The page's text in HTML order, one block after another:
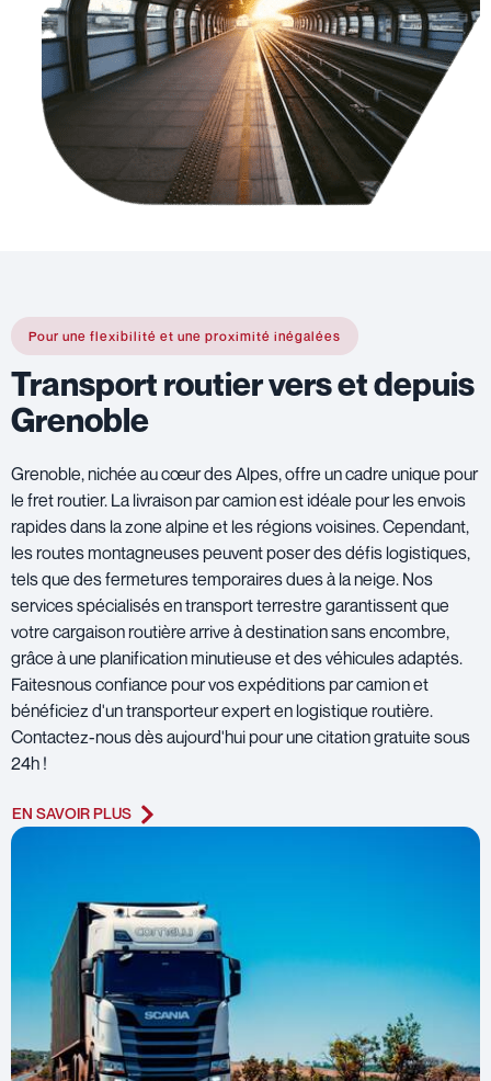
Pour une flexibilité et une proximité inégalées
Transport routier vers et depuis
Grenoble
Grenoble, nichée au cœur des Alpes, offre un cadre unique pour
le fret routier. La livraison par camion est idéale pour les envois
rapides dans la zone alpine et les régions voisines. Cependant,
les routes montagneuses peuvent poser des défis logistiques,
tels que des fermetures temporaires dues à la neige. Nos
services spécialisés en transport terrestre garantissent que
votre cargaison routière arrive à destination sans encombre,
grâce à une planification minutieuse et des véhicules adaptés.
Faitesnous confiance pour vos expéditions par camion et
bénéficiez d'un transporteur expert en logistique routière.
Contactez-nous dès aujourd'hui pour une citation gratuite sous
24h !
EN SAVOIR PLUS